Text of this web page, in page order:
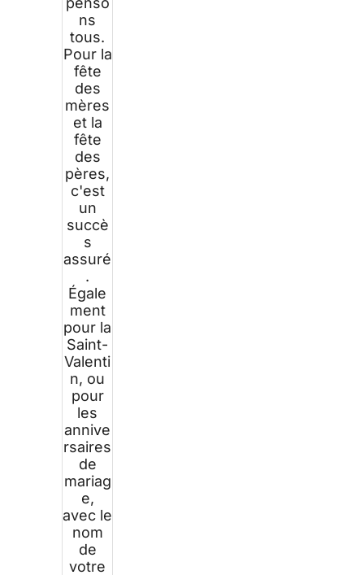
ns
tous.
Pour la
fête
des
mères
et la
fête
des
pères,
c'est
un
succè
s
assuré
.
Égale
ment
pour la
Saint-
Valenti
n, ou
pour
les
annive
rsaires
de
mariag
e,
avec le
nom
de
votre